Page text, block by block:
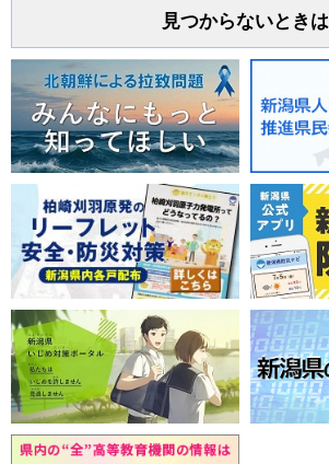
見つからないときは